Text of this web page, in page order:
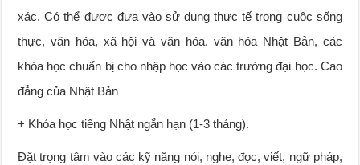
xác. Có thể được đưa vào sử dụng thực tế trong cuộc sống
thực, văn hóa, xã hội và văn hóa. văn hóa Nhật Bản, các
khóa học chuẩn bị cho nhập học vào các trường đại học. Cao
đẳng của Nhật Bản
+ Khóa học tiếng Nhật ngắn hạn (1-3 tháng).
Đặt trọng tâm vào các kỹ năng nói, nghe, đọc, viết, ngữ pháp,